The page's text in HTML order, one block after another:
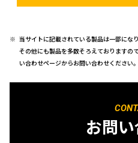
当サイトに記載されている製品は一部になり
その他にも製品を多数そろえておりますの
い合わせページからお問い合わせください。
お問